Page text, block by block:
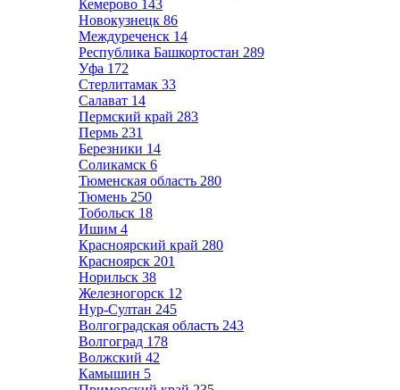
Кемерово 143
Новокузнецк 86
Междуреченск 14
Республика Башкортостан 289
Уфа 172
Стерлитамак 33
Салават 14
Пермский край 283
Пермь 231
Березники 14
Соликамск 6
Тюменская область 280
Тюмень 250
Тобольск 18
Ишим 4
Красноярский край 280
Красноярск 201
Норильск 38
Железногорск 12
Нур-Султан 245
Волгоградская область 243
Волгоград 178
Волжский 42
Камышин 5